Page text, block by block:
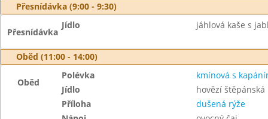
Přesnídávka (9:00 - 9:30)
Přesnídávka
Jídlo jáhlová kaše s
Oběd (11:00 - 14:00)
Oběd
Polévka
kmínová s
Jídlo
hovězí štěpánská
Příloha
dušená rýže